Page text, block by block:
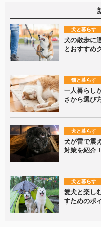
犬と暮らす
犬の散歩に
とおすすめ
猫と暮らす
一人暮らし
さから選び
犬と暮らす
犬が雷で震
対策を紹介！
犬と暮らす
愛犬と楽し
すためのポ